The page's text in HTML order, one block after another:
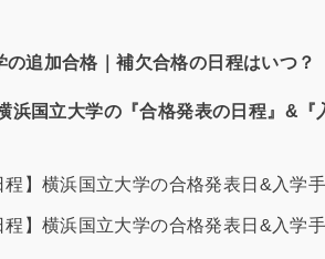
の追加合格｜補欠合格の日程はいつ？
浜国立大学の『合格発表の日程』&『
程】横浜国立大学の合格発表日&入学
程】横浜国立大学の合格発表日&入学